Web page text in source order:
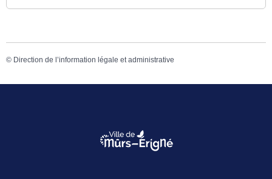
© Direction de l’information légale et administrative